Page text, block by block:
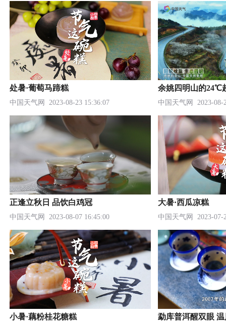
处暑·葡萄马蹄糕
中国天气网 2023-08-23 15:36:07
余姚四明山的24℃
中国天气网 2023-08-
正逢立秋日 品饮白鸡冠
中国天气网 2023-08-07 16:45:00
大暑·西瓜凉糕
中国天气网 2023-07-
小暑·藕粉桂花糖糕 勐库普洱醒双眼